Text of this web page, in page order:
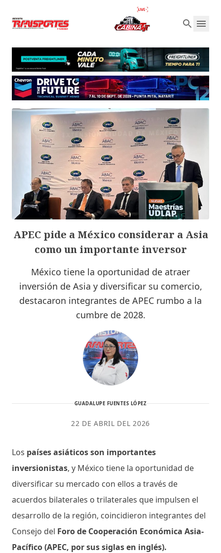
APEC pide a México considerar a Asia
como un importante inversor
México tiene la oportunidad de atraer
inversión de Asia y diversificar su comercio,
destacaron integrantes de APEC rumbo a la
cumbre de 2028.
GUADALUPE FUENTES LÓPEZ
22 DE ABRIL DEL 2026
Los países asiáticos son importantes
inversionistas, y México tiene la oportunidad de
diversificar su mercado con ellos a través de
acuerdos bilaterales o trilaterales que impulsen el
desarrollo de la región, coincidieron integrantes del
Consejo del Foro de Cooperación Económica Asia-
Pacífico (APEC, por sus siglas en inglés).